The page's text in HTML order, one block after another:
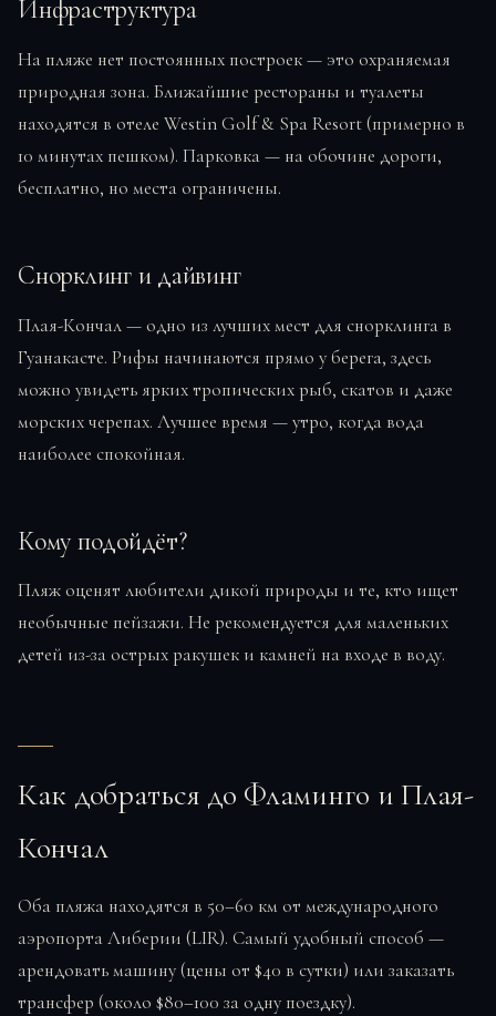
Инфраструктура
На пляже нет постоянных построек — это охраняемая
природная зона. Ближайшие рестораны и туалеты
находятся в отеле Westin Golf & Spa Resort (примерно в
10 минутах пешком). Парковка — на обочине дороги,
бесплатно, но места ограничены.
Снорклинг и дайвинг
Плая-Кончал — одно из лучших мест для снорклинга в
Гуанакасте. Рифы начинаются прямо у берега, здесь
можно увидеть ярких тропических рыб, скатов и даже
морских черепах. Лучшее время — утро, когда вода
наиболее спокойная.
Кому подойдёт?
Пляж оценят любители дикой природы и те, кто ищет
необычные пейзажи. Не рекомендуется для маленьких
детей из-за острых ракушек и камней на входе в воду.
Как добраться до Фламинго и Плая-
Кончал
Оба пляжа находятся в 50–60 км от международного
аэропорта Либерии (LIR). Самый удобный способ —
арендовать машину (цены от $40 в сутки) или заказать
трансфер (около $80–100 за одну поездку).